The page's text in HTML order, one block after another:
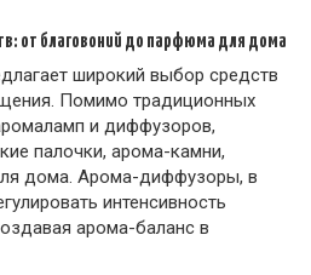
от благовоний до парфюма для дома
широкий выбор средств
Помимо традиционных
и диффузоров,
палочки, арома-камни,
дома. Арома-диффузоры, в
интенсивность
арома-баланс в